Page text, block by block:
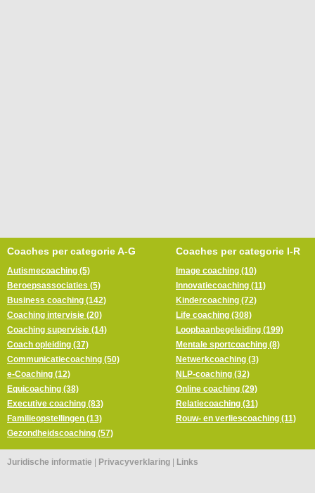
Coaches per categorie A-G
Autismecoaching (5)
Beroepsassociaties (5)
Business coaching (142)
Coaching intervisie (20)
Coaching supervisie (14)
Coach opleiding (37)
Communicatiecoaching (50)
e-Coaching (12)
Equicoaching (38)
Executive coaching (83)
Familieopstellingen (13)
Gezondheidscoaching (57)
Coaches per categorie I-R
Image coaching (10)
Innovatiecoaching (11)
Kindercoaching (72)
Life coaching (308)
Loopbaanbegeleiding (199)
Mentale sportcoaching (8)
Netwerkcoaching (3)
NLP-coaching (32)
Online coaching (29)
Relatiecoaching (31)
Rouw- en verliescoaching (11)
Juridische informatie | Privacyverklaring | Links